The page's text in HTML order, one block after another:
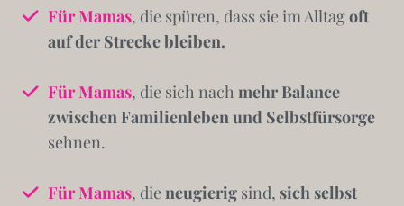
Für Mamas, die spüren, dass sie im Alltagoft
auf der Strecke bleiben.
Für Mamas, die sich nach mehr Balance
zwischen Familienleben und Selbstfürsorge
sehnen.
Für Mamas, dieneugierig sind, sich selbst